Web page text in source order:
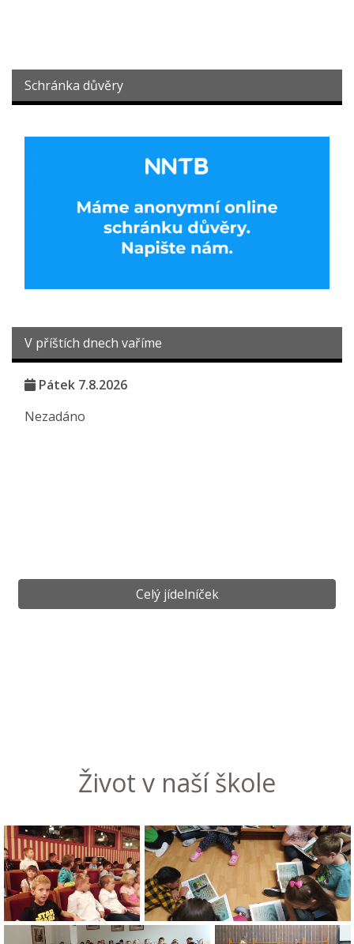
Schránka důvěry
V příštích dnech vaříme
Pátek 7.8.2026
Nezadáno
Celý jídelníček
Život v naší škole